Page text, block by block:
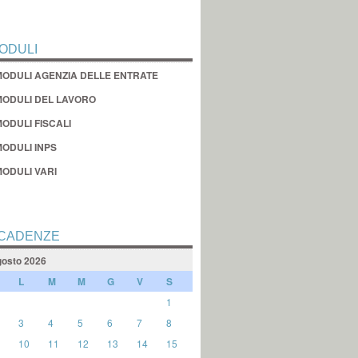
AGENZIA DELLE ENTRATE
DEL LAVORO
FISCALI
INPS
VARI
2026
L M M G V S
1
3 4 5 6 7
8
10 11 12 13 14
15